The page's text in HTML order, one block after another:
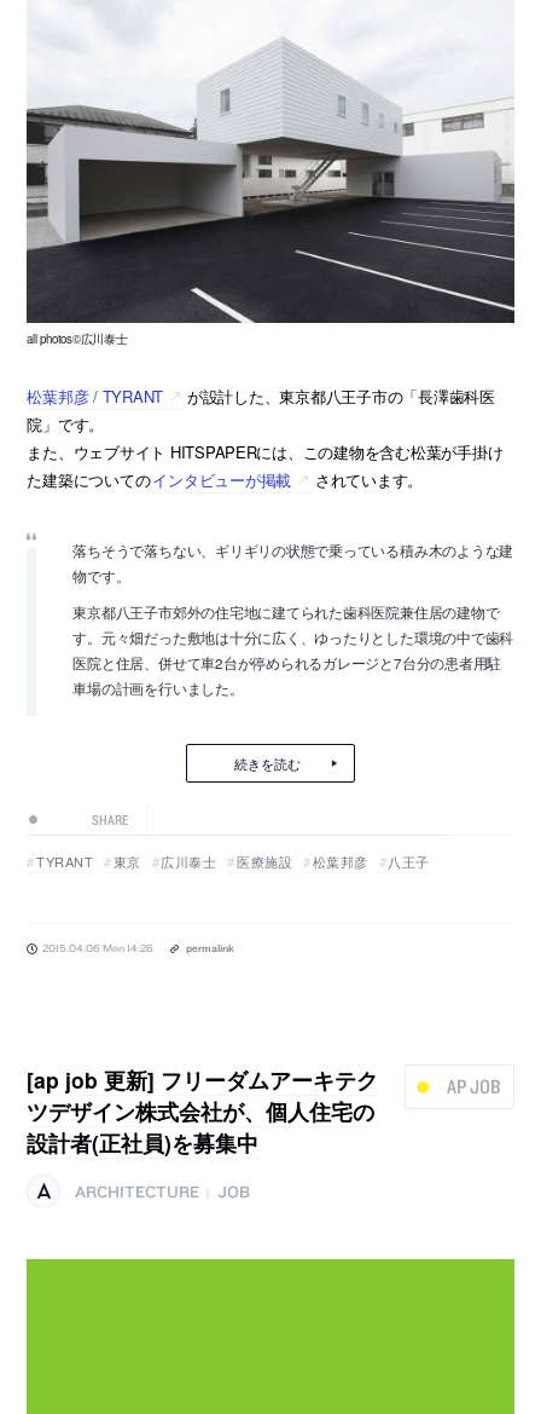
all photos©広川泰士
松葉邦彦 / TYRANT
が設計した、東京都八王子市の「長澤歯科医
院」です。
また、ウェブサイト HITSPAPERには、この建物を含む松葉が手掛け
た建築についてのインタビューが掲載 されています。
落ちそうで落ちない、ギリギリの状態で乗っている積み木のような建
物です。
東京都八王子市郊外の住宅地に建てられた歯科医院兼住居の建物で
す。元々畑だった敷地は十分に広く、ゆったりとした環境の中で歯科
医院と住居、併せて車2台が停められるガレージと7台分の患者用駐
車場の計画を行いました。
続きを読む
SHARE
TYRANT 東京 広川泰士 医療施設 松葉邦彦 八王子
2015.04.06 Mon 14:26 permalink
AP JOB
[ap job 更新] フリーダムアーキテク
ツデザイン株式会社が、個人住宅の
設計者(正社員)を募集中
ARCHITECTURE JOB